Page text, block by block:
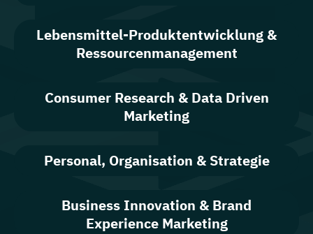
Lebensmittel-Produktentwicklung &
Ressourcenmanagement
Consumer Research & Data Driven
Marketing
Personal, Organisation & Strategie
Business Innovation & Brand
Experience Marketing